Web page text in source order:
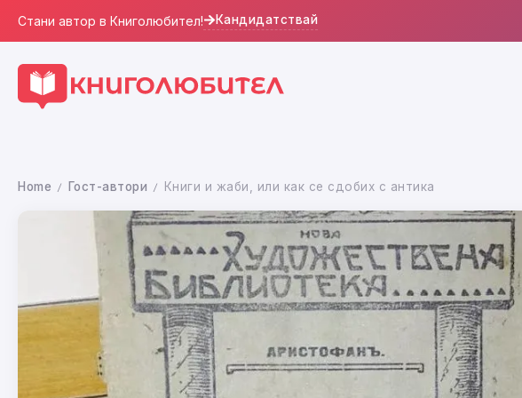
Стани автор в Книголюбител! Кандидатствай
Home / Гост-автори / Книги и жаби, или как се сдобих с антика